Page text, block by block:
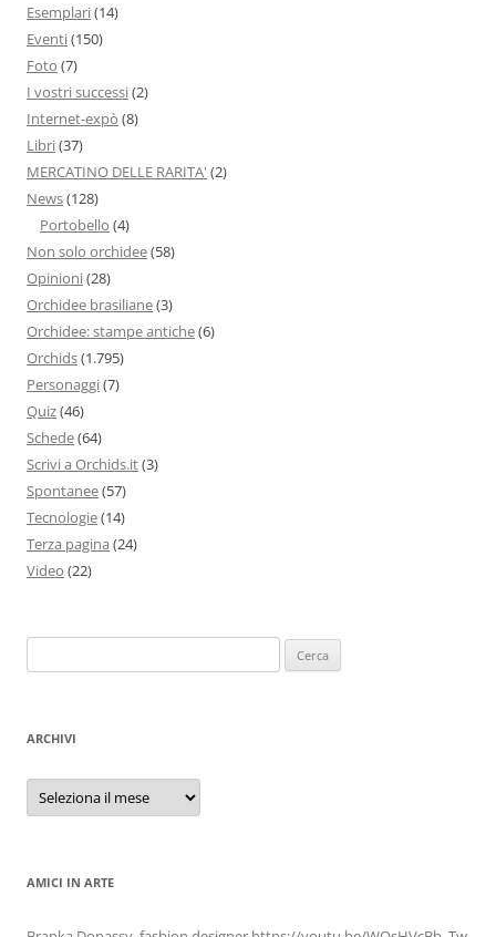
Esemplari(14)
Eventi(150)
Foto (7)
I vostri successi(2)
Internet-expò (8)
Libri(37)
MERCATINO DELLE RARITA' (2)
News(128)
Portobello (4)
Non solo orchidee(58)
Opinioni(28)
Orchidee brasiliane(3)
Orchidee: stampe antiche(6)
Orchids(1.795)
Personaggi(7)
Quiz(46)
Schede(64)
Scrivi a Orchids.it(3)
Spontanee(57)
Tecnologie(14)
Terza pagina (24)
Video (22)
per:
ARCHIVI
Archivi
AMICI IN ARTE